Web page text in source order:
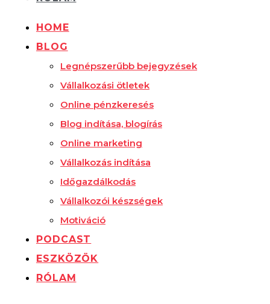
HOME
BLOG
Legnépszerűbb bejegyzések
Vállalkozási ötletek
Online pénzkeresés
Blog indítása, blogírás
Online marketing
Vállalkozás indítása
Időgazdálkodás
Vállalkozói készségek
Motiváció
PODCAST
ESZKÖZÖK
RÓLAM